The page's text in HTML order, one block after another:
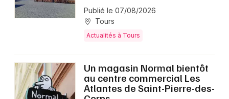
Publié le 07/08/2026
Tours
Actualités à Tours
Un magasin Normal bientôt
au centre commercial Les
Atlantes de Saint-Pierre-des-